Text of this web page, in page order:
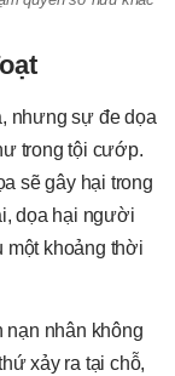
nhưng sự đe dọa
trong tội cướp.
sẽ gây hại trong
dọa hại người
một khoảng thời
nhân không
xảy ra tại chỗ,